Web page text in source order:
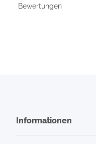
Bewertungen
Informationen